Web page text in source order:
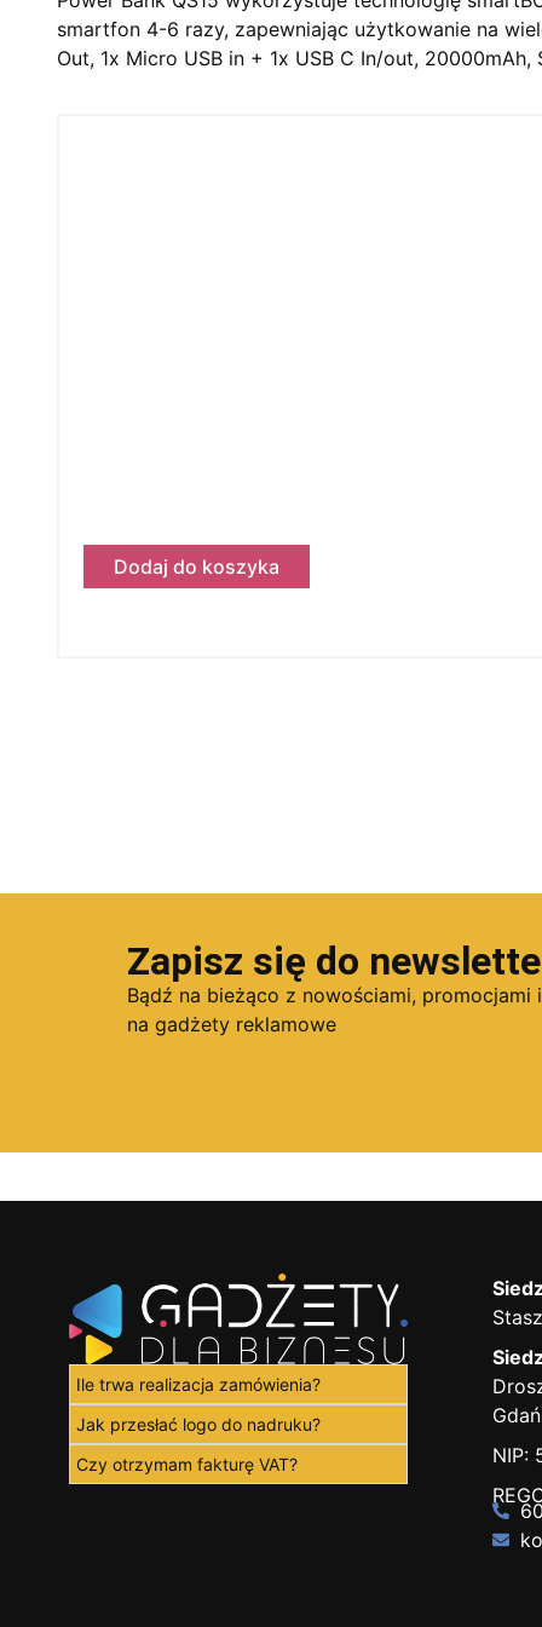
smartfon 4-6 razy, zapewniając użytkowanie na
Out, 1x Micro USB in + 1x USB C In/out,
Dodaj do koszyka
Zapisz się do
Bądź na bieżąco z nowościami, promocjami
na gadżety reklamowe
Ile trwa realizacja zamówienia?
Jak przesłać logo do nadruku?
Czy otrzymam fakturę VAT?
NIP: